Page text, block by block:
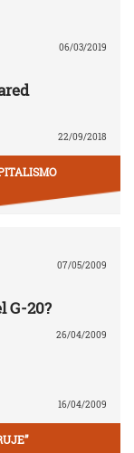
06/03/2019
22/09/2018
07/05/2009
G-20?
26/04/2009
16/04/2009